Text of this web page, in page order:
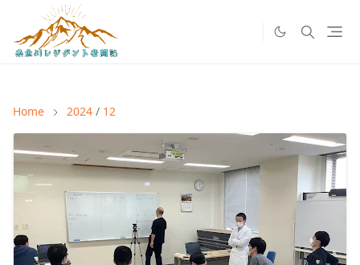
Home 2024 / 12